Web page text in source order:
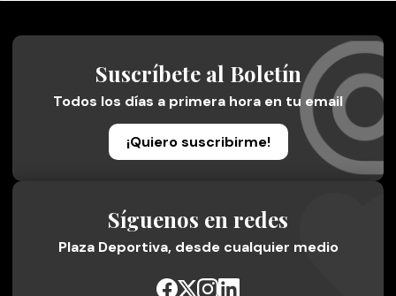
Suscríbete al Boletín
Todos los días a primera hora en tu email
¡Quiero suscribirme!
Síguenos en redes
Plaza Deportiva, desde cualquier medio